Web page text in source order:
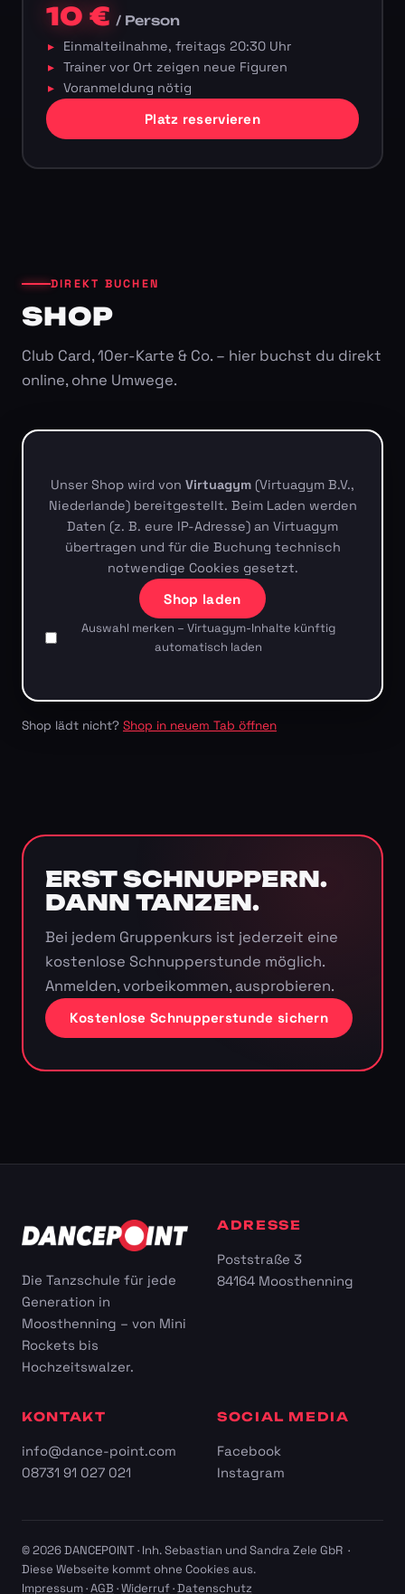
10 €/ Person
Einmalteilnahme, freitags 20:30 Uhr
Trainer vor Ort zeigen neue Figuren
Voranmeldung nötig
Platz reservieren
DIREKT BUCHEN
SHOP
Club Card, 10er-Karte & Co. – hier buchst du direkt
online, ohne Umwege.
Unser Shop wird von Virtuagym (Virtuagym B.V.,
Niederlande) bereitgestellt. Beim Laden werden
Daten (z. B. eure IP-Adresse) an Virtuagym
übertragen und für die Buchung technisch
notwendige Cookies gesetzt.
Shop laden
Auswahl merken – Virtuagym-Inhalte künftig
automatisch laden
Shop lädt nicht? Shop in neuem Tab öffnen
ERST SCHNUPPERN.
DANN TANZEN.
Bei jedem Gruppenkurs ist jederzeit eine
kostenlose Schnupperstunde möglich.
Anmelden, vorbeikommen, ausprobieren.
Kostenlose Schnupperstunde sichern
Die Tanzschule für jede
Generation in
Moosthenning – von Mini
Rockets bis
Hochzeitswalzer.
ADRESSE
Poststraße 3
84164 Moosthenning
KONTAKT
info@dance-point.com
08731 91 027 021
SOCIAL MEDIA
Facebook
Instagram
© 2026 DANCEPOINT · Inh. Sebastian und Sandra Zele GbR ·
Diese Webseite kommt ohne Cookies aus.
Impressum·AGB ·Widerruf·Datenschutz